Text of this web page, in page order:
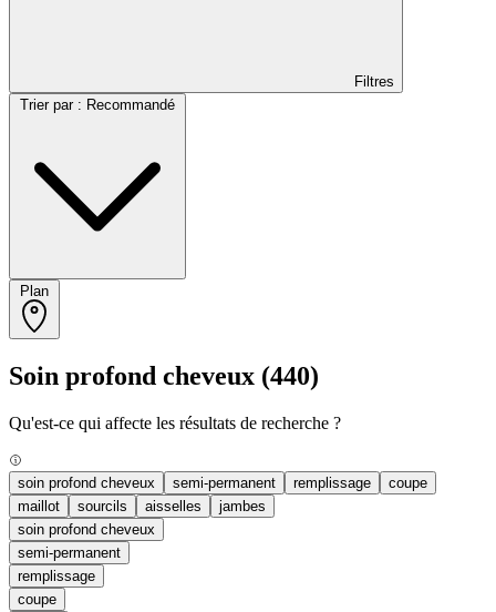
Filtres
Soin profond cheveux (440)
Qu'est-ce qui affecte les résultats de recherche ?
soin profond cheveux semi-permanent remplissage
coupe
maillot
sourcils aisselles
jambes
soin profond cheveux
semi-permanent
remplissage
coupe